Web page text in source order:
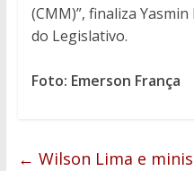
(CMM)”, finaliza
do Legislativo.
Foto: Emerson França
← Wilson Lima e